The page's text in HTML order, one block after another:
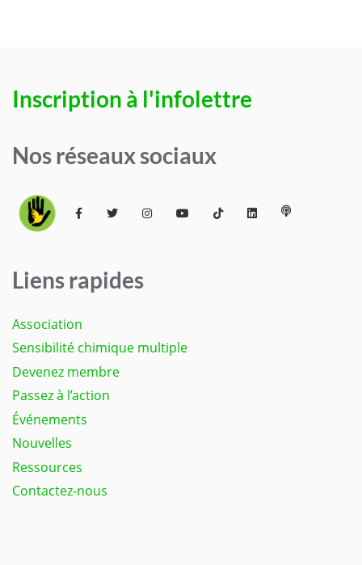
Inscription à l'infolettre
Nos réseaux sociaux
Liens rapides
Association
Sensibilité chimique multiple
Devenez membre
Passez à l’action
Événements
Nouvelles
Ressources
Contactez-nous